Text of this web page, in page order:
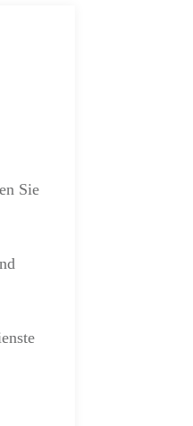
Sie